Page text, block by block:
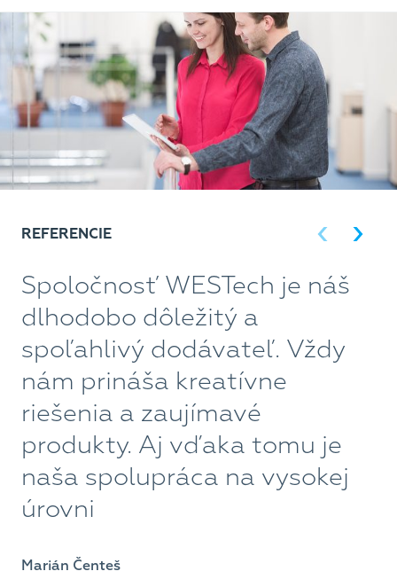
REFERENCIE
Spoločnosť WESTech je náš
dlhodobo dôležitý a
spoľahlivý dodávateľ. Vždy
nám prináša kreatívne
riešenia a zaujímavé
produkty. Aj vďaka tomu je
naša spolupráca na vysokej
úrovni
Marián Čenteš